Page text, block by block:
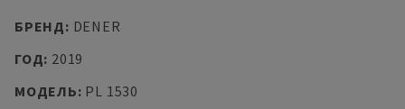
БРЕНД: DENER
ГОД: 2019
МОДЕЛЬ: PL 1530